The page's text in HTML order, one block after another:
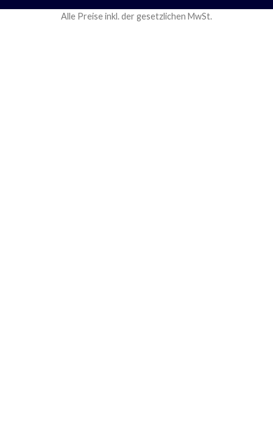
Alle Preise inkl. der gesetzlichen MwSt.